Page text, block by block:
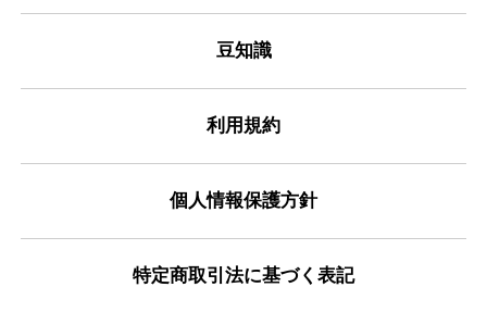
豆知識
利用規約
個人情報保護方針
特定商取引法に基づく表記